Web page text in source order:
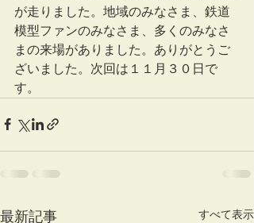
が走りました。地域のみなさま、鉄道
模型ファンのみなさま、多くのみなさ
まの来場がありました。ありがとうご
ざいました。次回は１１月３０日で
す。
最新記事 すべて表示